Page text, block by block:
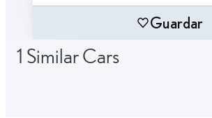
Guardar
1 Similar Cars